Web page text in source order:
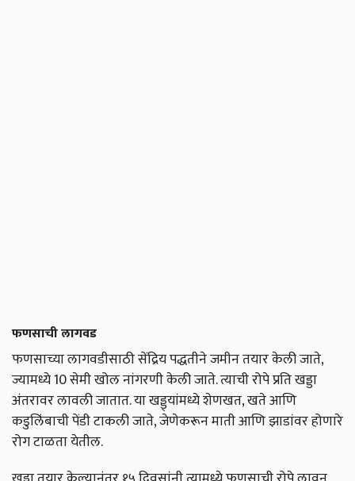
फणसाची लागवड
फणसाच्या लागवडीसाठी सेंद्रिय पद्धतीने जमीन तयार केली जाते,
ज्यामध्ये 10 सेमी खोल नांगरणी केली जाते. त्याची रोपे प्रति खड्डा
अंतरावर लावली जातात. या खड्ड्यांमध्ये शेणखत, खते आणि
कडुलिंबाची पेंडी टाकली जाते, जेणेकरून माती आणि झाडांवर होणारे
रोग टाळता येतील.